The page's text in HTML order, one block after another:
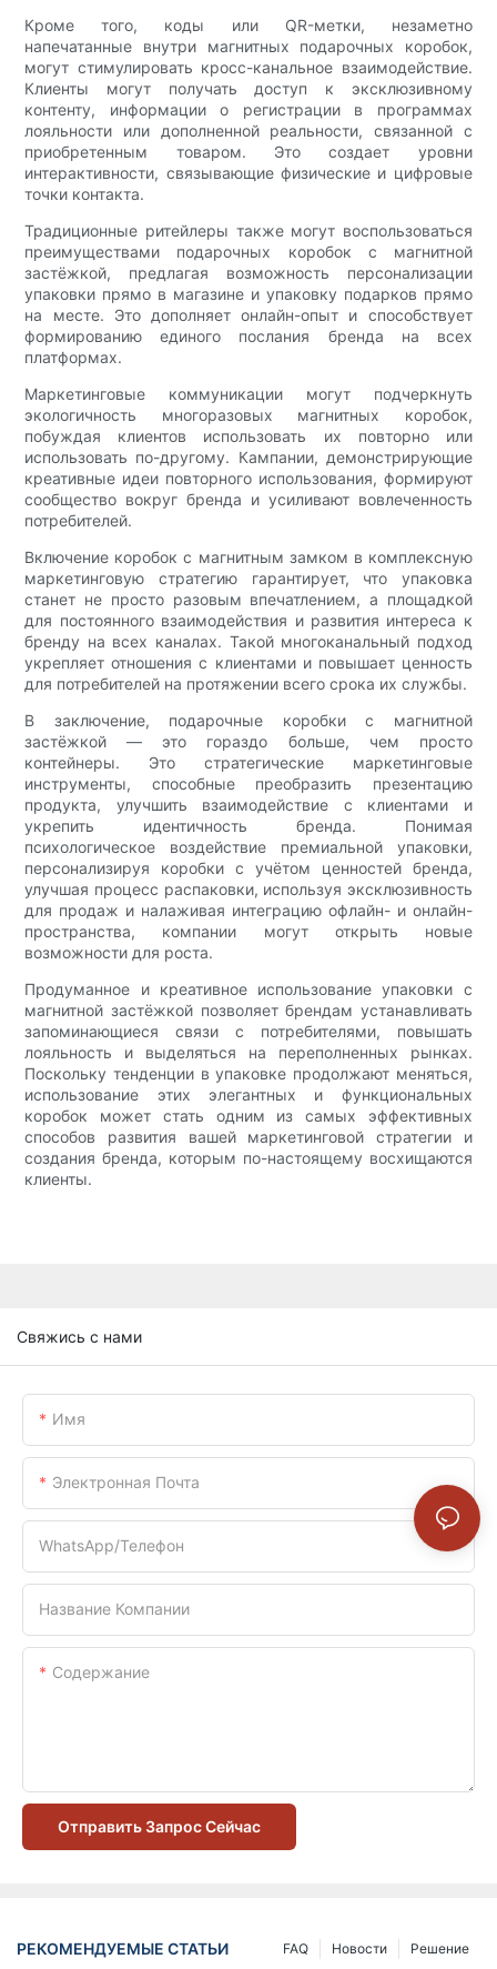
Кроме того, коды или QR-метки, незаметно
напечатанные внутри магнитных подарочных коробок,
могут стимулировать кросс-канальное взаимодействие.
Клиенты могут получать доступ к эксклюзивному
контенту, информации о регистрации в программах
лояльности или дополненной реальности, связанной с
приобретенным товаром. Это создает уровни
интерактивности, связывающие физические и цифровые
точки контакта.
Традиционные ритейлеры также могут воспользоваться
преимуществами подарочных коробок с магнитной
застёжкой, предлагая возможность персонализации
упаковки прямо в магазине и упаковку подарков прямо
на месте. Это дополняет онлайн-опыт и способствует
формированию единого послания бренда на всех
платформах.
Маркетинговые коммуникации могут подчеркнуть
экологичность многоразовых магнитных коробок,
побуждая клиентов использовать их повторно или
использовать по-другому. Кампании, демонстрирующие
креативные идеи повторного использования, формируют
сообщество вокруг бренда и усиливают вовлеченность
потребителей.
Включение коробок с магнитным замком в комплексную
маркетинговую стратегию гарантирует, что упаковка
станет не просто разовым впечатлением, а площадкой
для постоянного взаимодействия и развития интереса к
бренду на всех каналах. Такой многоканальный подход
укрепляет отношения с клиентами и повышает ценность
для потребителей на протяжении всего срока их службы.
В заключение, подарочные коробки с магнитной
застёжкой — это гораздо больше, чем просто
контейнеры. Это стратегические маркетинговые
инструменты, способные преобразить презентацию
продукта, улучшить взаимодействие с клиентами и
укрепить идентичность бренда. Понимая
психологическое воздействие премиальной упаковки,
персонализируя коробки с учётом ценностей бренда,
улучшая процесс распаковки, используя эксклюзивность
для продаж и налаживая интеграцию офлайн- и онлайн-
пространства, компании могут открыть новые
возможности для роста.
Продуманное и креативное использование упаковки с
магнитной застёжкой позволяет брендам устанавливать
запоминающиеся связи с потребителями, повышать
лояльность и выделяться на переполненных рынках.
Поскольку тенденции в упаковке продолжают меняться,
использование этих элегантных и функциональных
коробок может стать одним из самых эффективных
способов развития вашей маркетинговой стратегии и
создания бренда, которым по-настоящему восхищаются
клиенты.
Свяжись с нами
Имя
Электронная Почта
WhatsApp/телефон
Название Компании
Содержание
Отправить Запрос Сейчас
РЕКОМЕНДУЕМЫЕ СТАТЬИ Решение
Новости
FAQ